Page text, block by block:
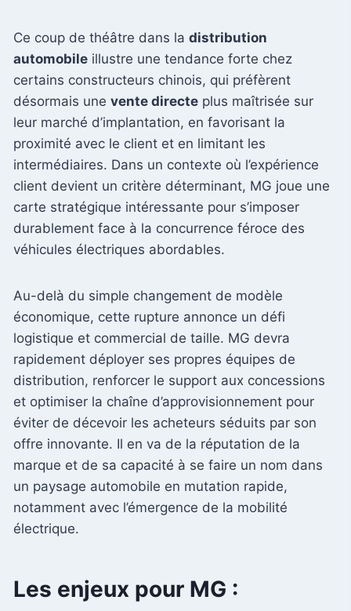
Ce coup de théâtre dans la distribution
automobile illustre une tendance forte chez
certains constructeurs chinois, qui préfèrent
désormais une vente directe plus maîtrisée sur
leur marché d’implantation, en favorisant la
proximité avec le client et en limitant les
intermédiaires. Dans un contexte où l’expérience
client devient un critère déterminant, MG joue une
carte stratégique intéressante pour s’imposer
durablement face à la concurrence féroce des
véhicules électriques abordables.
Au-delà du simple changement de modèle
économique, cette rupture annonce un défi
logistique et commercial de taille. MG devra
rapidement déployer ses propres équipes de
distribution, renforcer le support aux concessions
et optimiser la chaîne d’approvisionnement pour
éviter de décevoir les acheteurs séduits par son
offre innovante. Il en va de la réputation de la
marque et de sa capacité à se faire un nom dans
un paysage automobile en mutation rapide,
notamment avec l’émergence de la mobilité
électrique.
Les enjeux pour MG :